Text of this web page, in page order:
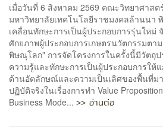
เมื่อวันที่ 6 สิงหาคม 2569 คณะวิทยาศาสต
มหาวิทยาลัยเทคโนโลยีราชมงคลล้านนา
เคลื่อนทักษะการเป็นผู้ประกอบการรุ่นใหม่
ศักยภาพผู้ประกอบการเกษตรนวัตกรรมต
พิษณุโลก" การจัดโครงการในครั้งนี้มีวัตถุ
ความรู้และทักษะการเป็นผู้ประกอบการให้
ด้านอัตลักษณ์และความเป็นเลิศของพื้นที่ม
ปฏิบัติจริงในเรื่องการทำ Value
Business Mode... >> อ่านต่อ